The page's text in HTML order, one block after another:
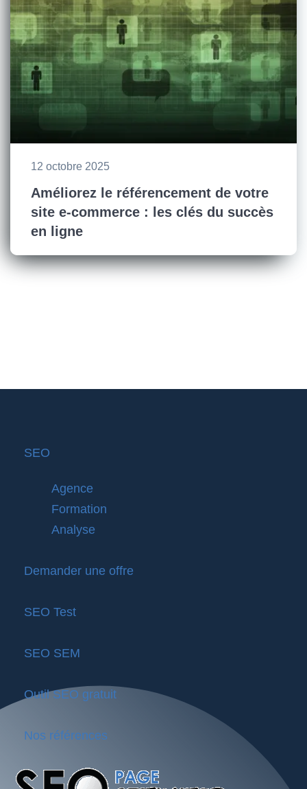
12 octobre 2025
Améliorez le référencement de votre
site e-commerce : les clés du succès
en ligne
SEO
Agence
Formation
Analyse
Demander une offre
SEO Test
SEO SEM
Outil SEO gratuit
Nos références